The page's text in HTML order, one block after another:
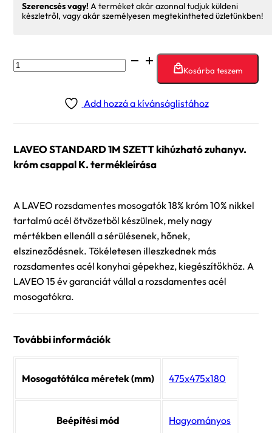
Szerencsés vagy!A terméket akár azonnal tudjuk küldeni
készletről, vagy akár személyesen megtekintheted üzletünkben!
LAVEO
STANDARD
króm
csappal
Kosárba teszem
Add hozzá a kívánságlistához
LAVEO STANDARD 1M SZETT kihúzható zuhanyv.
króm csappal K. termékleírása
A LAVEO rozsdamentes mosogatók 18% króm 10% nikkel
tartalmú acél ötvözetből készülnek, mely nagy
mértékben ellenáll a sérülésenek, hőnek,
elszineződésnek. Tökéletesen illeszkednek más
rozsdamentes acél konyhai gépekhez, kiegészítőkhöz. A
LAVEO 15 év garanciát vállal a rozsdamentes acél
mosogatókra.
További információk
Mosogatótálca méretek (mm) 475x475x180
Beépítési mód Hagyományos